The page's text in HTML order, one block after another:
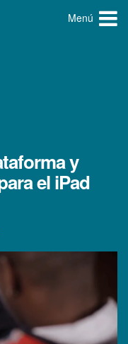
Menú
y
el iPad